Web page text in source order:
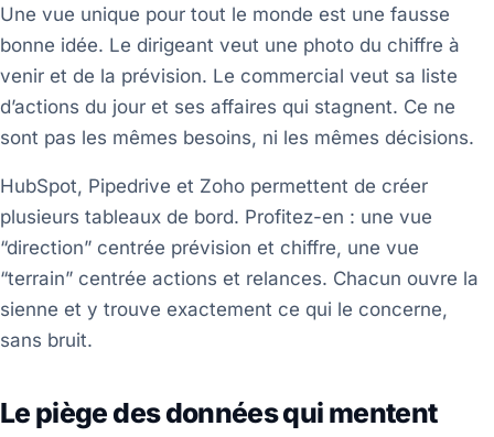
Une vue unique pour tout le monde est une fausse
bonne idée. Le dirigeant veut une photo du chiffre à
venir et de la prévision. Le commercial veut sa liste
d’actions du jour et ses affaires qui stagnent. Ce ne
sont pas les mêmes besoins, ni les mêmes décisions.
HubSpot, Pipedrive et Zoho permettent de créer
plusieurs tableaux de bord. Profitez-en : une vue
“direction” centrée prévision et chiffre, une vue
“terrain” centrée actions et relances. Chacun ouvre la
sienne et y trouve exactement ce qui le concerne,
sans bruit.
Le piège des données qui mentent